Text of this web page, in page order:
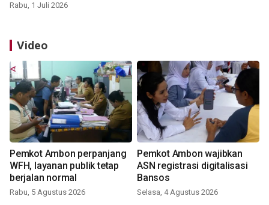
Rabu, 1 Juli 2026
Video
Pemkot Ambon perpanjang
WFH, layanan publik tetap
berjalan normal
Rabu, 5 Agustus 2026
Pemkot Ambon wajibkan
ASN registrasi digitalisasi
Bansos
Selasa, 4 Agustus 2026